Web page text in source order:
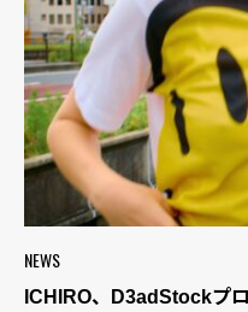
NEWS
ICHIRO、D3adStockプ